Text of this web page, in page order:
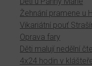
Žehnání pramene u
Vikariátní pouť
Oprava fary
Děti malují nedělní
4x24 hodin v